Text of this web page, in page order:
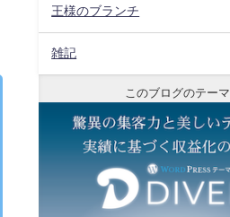
王様のブランチ
雑記
このブログのテーマ